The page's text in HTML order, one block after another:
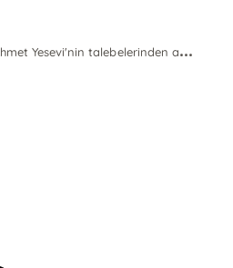
Yesevi'nin talebelerinden a...